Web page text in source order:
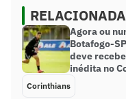
Agora ou
Botafogo-
deve
inédita no
Corinthians